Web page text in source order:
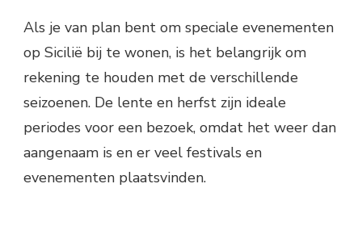
Als je van plan bent om speciale evenementen
op Sicilië bij te wonen, is het belangrijk om
rekening te houden met de verschillende
seizoenen. De lente en herfst zijn ideale
periodes voor een bezoek, omdat het weer dan
aangenaam is en er veel festivals en
evenementen plaatsvinden.